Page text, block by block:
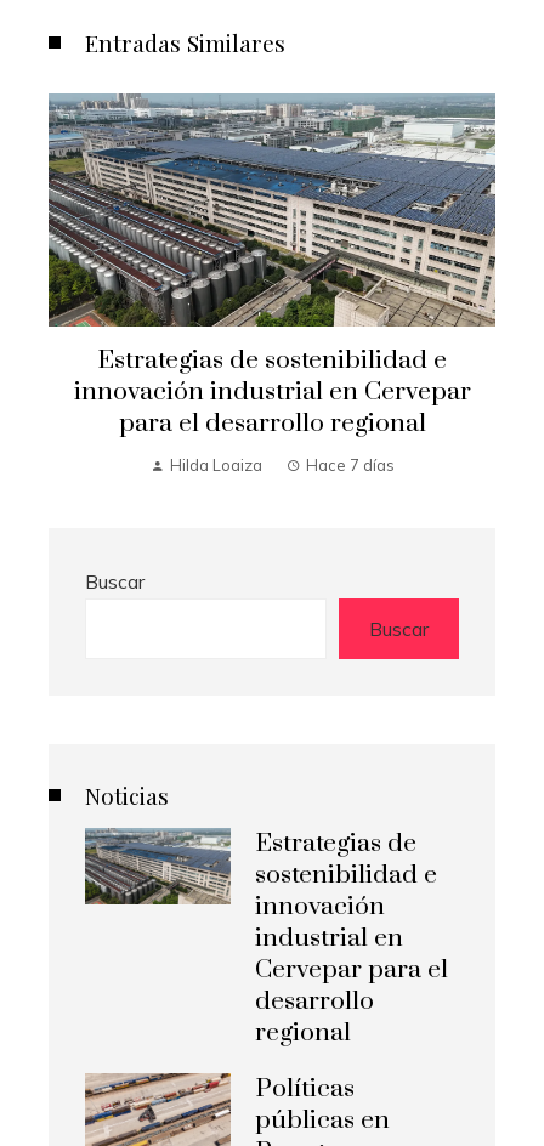
Entradas Similares
Políticas públicas en Paraguay
orientadas a la expansión
y mejora logística regional
Hilda Loaiza Hace 2 semanas
Buscar
Buscar
Noticias
Estrategias de
sostenibilidad e
innovación
industrial en
Cervepar para el
desarrollo
regional
Políticas
públicas en